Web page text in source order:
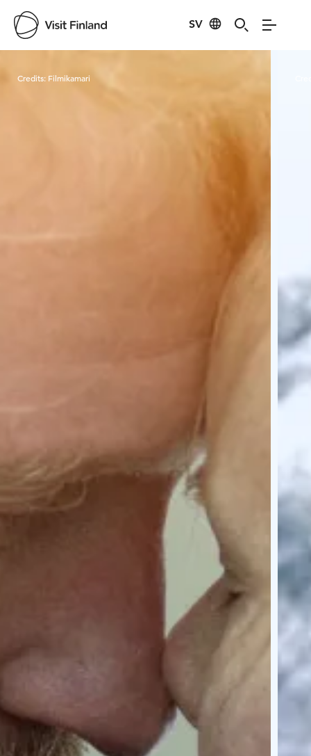
SV
Visit Finland
Credits: Filmikamari